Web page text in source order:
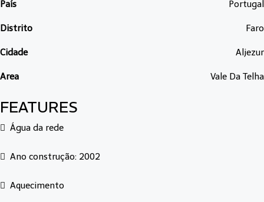
País Portugal
Distrito Faro
Cidade Aljezur
Area Vale Da Telha
FEATURES
Água da rede
Ano construção: 2002
Aquecimento